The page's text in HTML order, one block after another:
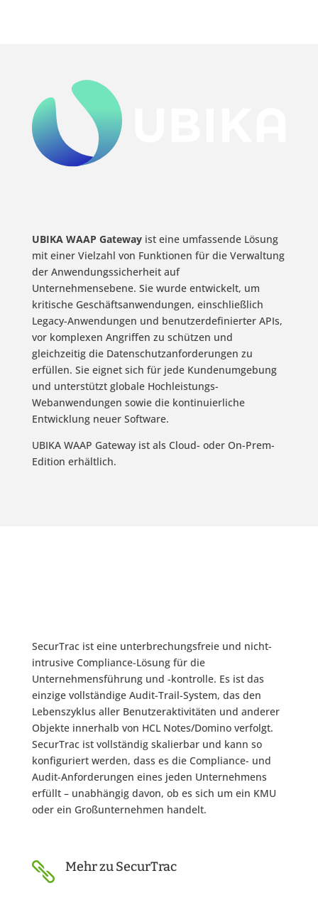
UBIKA WAAP Gatewayist eine umfassende Lösung
mit einer Vielzahl von Funktionen für die Verwaltung
der Anwendungssicherheit auf
Unternehmensebene. Sie wurde entwickelt, um
kritische Geschäftsanwendungen, einschließlich
Legacy-Anwendungen und benutzerdefinierter APIs,
vor komplexen Angriffen zu schützen und
gleichzeitig die Datenschutzanforderungen zu
erfüllen. Sie eignet sich für jede Kundenumgebung
und unterstützt globale Hochleistungs-
Webanwendungen sowie die kontinuierliche
Entwicklung neuer Software.
UBIKA WAAP Gateway ist als Cloud- oder On-Prem-
Edition erhältlich.
SecurTrac ist eine unterbrechungsfreie und nicht-
intrusive Compliance-Lösung für die
Unternehmensführung und -kontrolle. Es ist das
einzige vollständige Audit-Trail-System, das den
Lebenszyklus aller Benutzeraktivitäten und anderer
Objekte innerhalb von HCL Notes/Domino verfolgt.
SecurTrac ist vollständig skalierbar und kann so
konfiguriert werden, dass es die Compliance- und
Audit-Anforderungen eines jeden Unternehmens
erfüllt – unabhängig davon, ob es sich um ein KMU
oder ein Großunternehmen handelt.
 Mehr zu SecurTrac